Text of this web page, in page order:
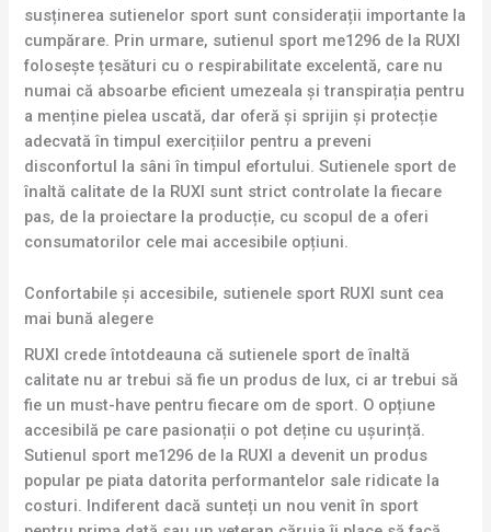
susținerea sutienelor sport sunt considerații importante la
cumpărare. Prin urmare, sutienul sport me1296 de la RUXI
folosește țesături cu o respirabilitate excelentă, care nu
numai că absoarbe eficient umezeala și transpirația pentru
a menține pielea uscată, dar oferă și sprijin și protecție
adecvată în timpul exercițiilor pentru a preveni
disconfortul la sâni în timpul efortului. Sutienele sport de
înaltă calitate de la RUXI sunt strict controlate la fiecare
pas, de la proiectare la producție, cu scopul de a oferi
consumatorilor cele mai accesibile opțiuni.
Confortabile și accesibile, sutienele sport RUXI sunt cea
mai bună alegere
RUXI crede întotdeauna că sutienele sport de înaltă
calitate nu ar trebui să fie un produs de lux, ci ar trebui să
fie un must-have pentru fiecare om de sport. O opțiune
accesibilă pe care pasionații o pot deține cu ușurință.
Sutienul sport me1296 de la RUXI a devenit un produs
popular pe piata datorita performantelor sale ridicate la
costuri. Indiferent dacă sunteți un nou venit în sport